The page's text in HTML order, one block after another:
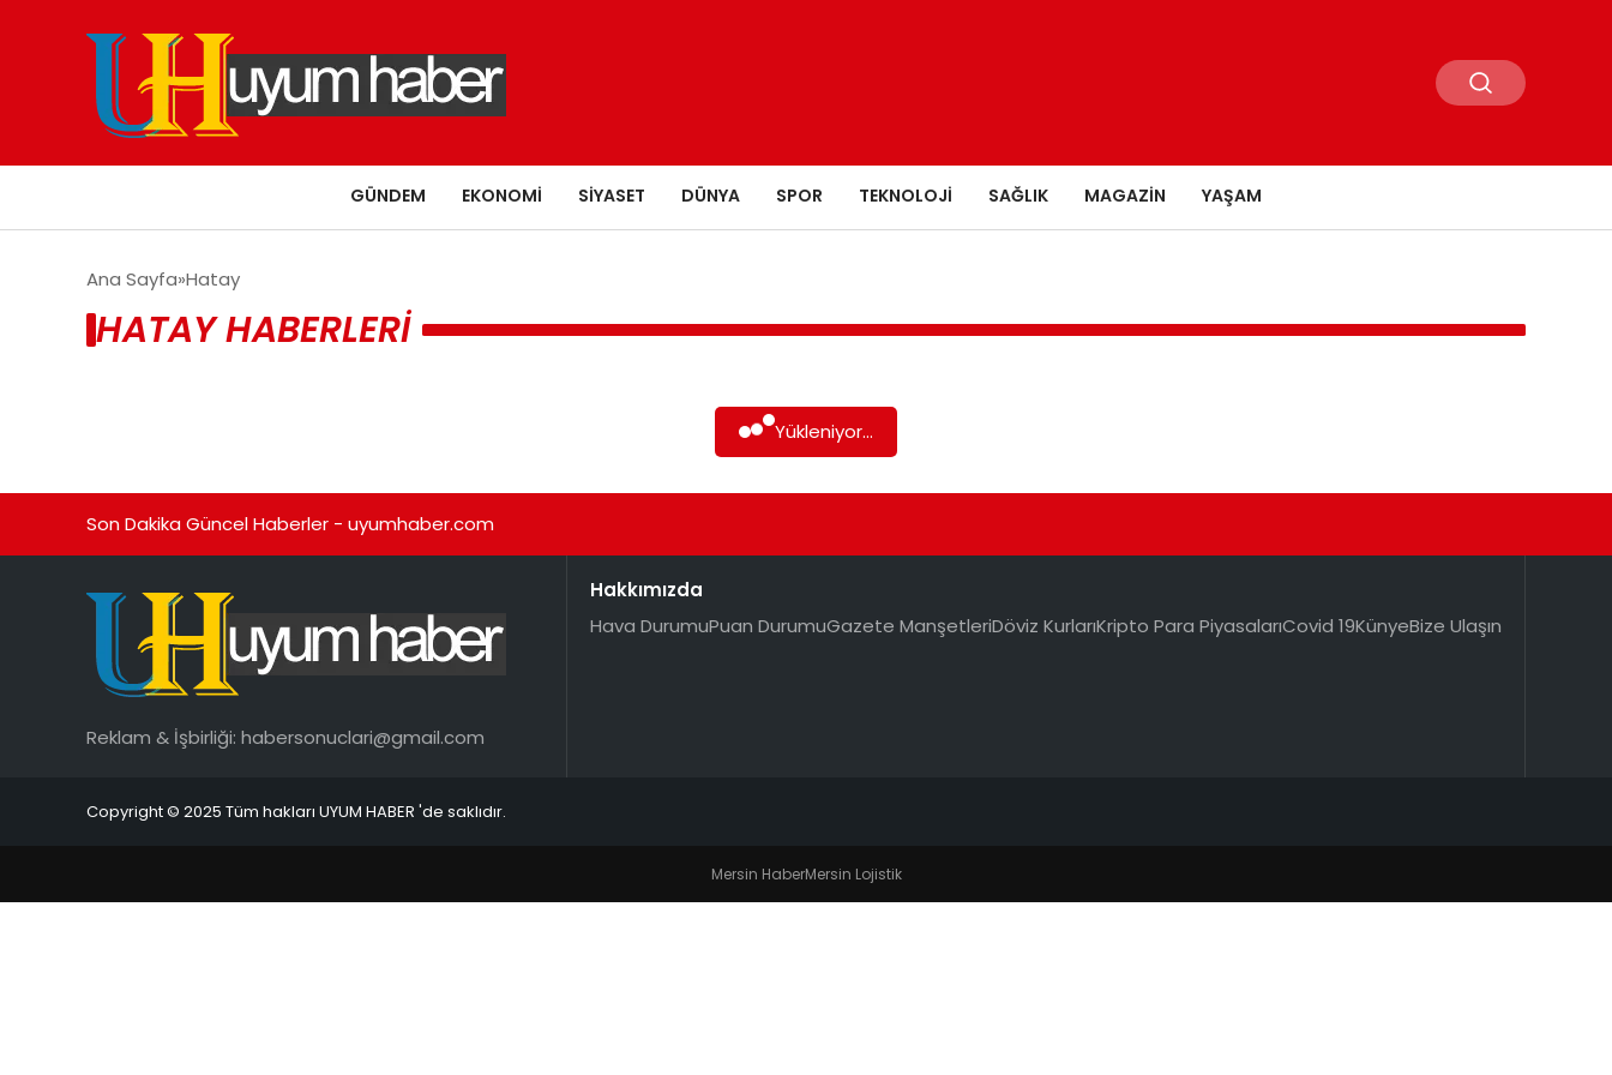
GÜNDEM EKONOMI SIYASET DÜNYA SPOR TEKNOLOJI SAĞLIK MAGAZIN YAŞAM
Ana Sayfa Hatay
HATAY HABERLERI
Yükleniyor...
Son Dakika Güncel Haberler - uyumhaber.com
Reklam & İşbirliği: habersonuclari@gmail.com
Hakkımızda
Hava DurumuPuan DurumuGazete ManşetleriDöviz KurlarıKripto Para PiyasalarıCovid 19KünyeBize Ulaşın
Copyright © 2025 Tüm hakları UYUM HABER 'de saklıdır.
Mersin HaberMersin Lojistik